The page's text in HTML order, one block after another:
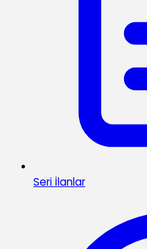
Seri İlanlar